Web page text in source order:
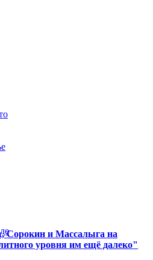
Сорокин и Массалыга на
уровня им ещё далеко"